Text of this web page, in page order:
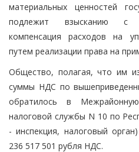
материальных ценностей
подлежит взысканию с
компенсация расходов на
путем реализации права на
Общество, полагая, что им
суммы НДС по
обратилось в
налоговой службы N 10 по
- инспекция, налоговый
236 517 501 рубля НДС.